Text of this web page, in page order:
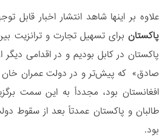
علاوه بر اینها شاهد انتشار اخبار قابل
پاکستان برای تسهیل تجارت و ترانزیت
پاکستان در کابل بودیم و در اقدامی
صادق» که پیش‌تر و در دولت عمران ‌خان
افغانستان بود، مجدداً به این سمت
طالبان و پاکستان عمدتاً بعد از سقوط
بود.